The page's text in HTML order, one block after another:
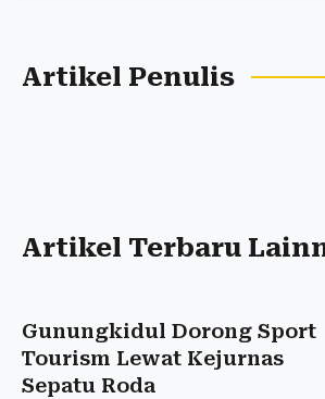
Artikel Penulis
Artikel Terbaru
Gunungkidul Dorong Sport
Tourism Lewat Kejurnas
Sepatu Roda